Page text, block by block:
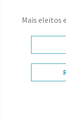
Mais eleitos